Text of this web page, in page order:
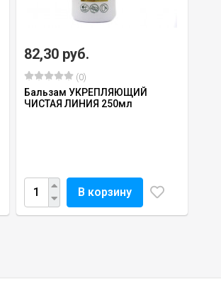
82,30 руб.
(0)
Бальзам УКРЕПЛЯЮЩИЙ
ЧИСТАЯ ЛИНИЯ 250мл
В корзину